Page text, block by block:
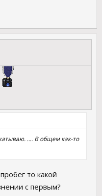
в это верить) и у
скидку на новое авто.
.... В общем как-то
то какой
с первым?